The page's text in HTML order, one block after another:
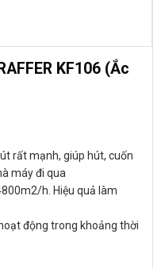
KF106 (Ắc
rất mạnh, giúp hút, cuốn
máy đi qua
h. Hiệu quả làm
động trong khoảng thời